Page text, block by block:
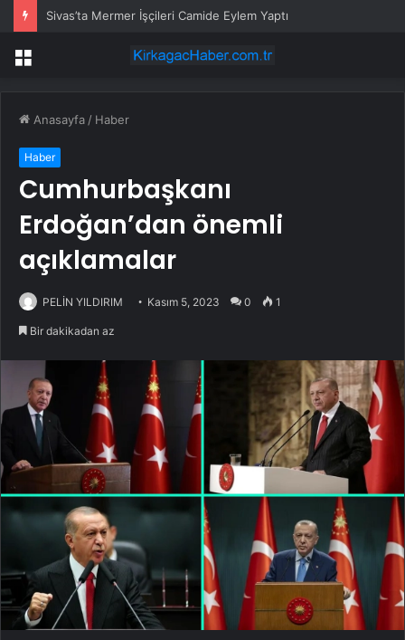
Sivas’ta Mermer İşçileri Camide Eylem Yaptı
Menü
Anasayfa / Haber
Haber
Cumhurbaşkanı
Erdoğan’dan önemli
açıklamalar
PELİN YILDIRIM Kasım 5, 2023 0 1
Bir dakikadan az